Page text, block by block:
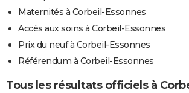
Maternités à Corbeil-Essonnes
Accès aux soins à Corbeil-Essonnes
Prix du neuf à Corbeil-Essonnes
Référendum à Corbeil-Essonnes
Tous les résultats officiels à